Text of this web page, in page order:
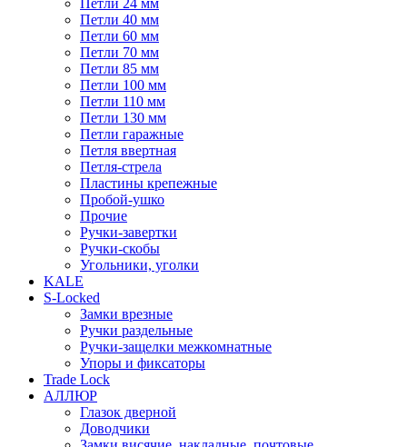
Петли 40 мм
Петли 60 мм
Петли 70 мм
Петли 85 мм
Петли 100 мм
Петли 110 мм
Петли 130 мм
Петли гаражные
Петля ввертная
Петля-стрела
Пластины крепежные
Пробой-ушко
Прочие
Ручки-завертки
Ручки-скобы
Угольники, уголки
KALE
S-Locked
Замки врезные
Ручки раздельные
Ручки-защелки межкомнатные
Упоры и фиксаторы
Trade Lock
АЛЛЮР
Глазок дверной
Доводчики